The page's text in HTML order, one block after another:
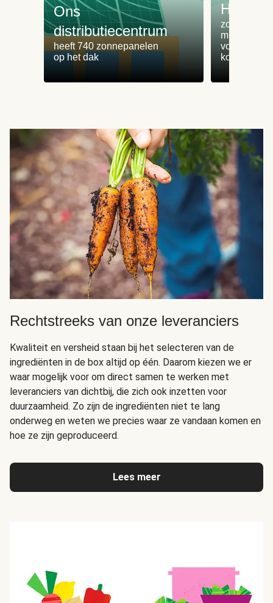
Ons
distributiecentrum
heeft 740 zonnepanelen
op het dak
zorgt voor
minder
koken
Rechtstreeks van onze leveranciers
Kwaliteit en versheid staan bij het selecteren van de
ingrediënten in de box altijd op één. Daarom kiezen we er
waar mogelijk voor om direct samen te werken met
leveranciers van dichtbij, die zich ook inzetten voor
duurzaamheid. Zo zijn de ingrediënten niet te lang
onderweg en weten we precies waar ze vandaan komen en
hoe ze zijn geproduceerd.
Lees meer